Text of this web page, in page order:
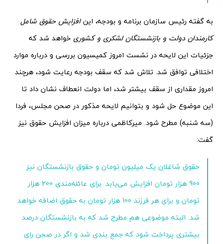
به گفته رئیس سازمان برنامه و بودجه، اینافزایش حقوق شامل
کارمندان دولت و بازنشستگان لشکری و کشوری خواهد شد که
جزئیات این لایحه در نشست امروز کمیسیون بررسی و درباره موارد
اختلافی توافق شد. تلاش شد که سقف بودجه رعایت شود، هرچند
امروز مقداری از سقف بیشتر شد، اما دولت انعطاف نشان داد تا
این موضوع حل شود و بتوانیم لایحه مذکور در صحن مجلس، فردا
(سه شنبه) مطرح شود. میرکاظمی درباره میزان افزایش حقوق نیز
گفت:
حقوق شاغلان یک میلیون تومان و حقوق بازنشستگان نیز
900 هزار تومان افزایش می‌یابد. برای عائله‌مندی 200 هزار
تومان و برای هر فرزند 100 هزار تومان به حقوق اضافه خواهد
شد. البته موضوعی هم مطرح شد که به بازنشستگان درصد
بیشتری پرداخت شود که جمع بندی شد و اگر در صحن رای